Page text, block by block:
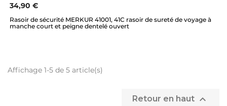
34,90 €
Rasoir de sécurité MERKUR 41001, 41C rasoir de sureté de voyage à
manche court et peigne dentelé ouvert
Affichage 1-5 de 5 article(s)
Retour en haut 